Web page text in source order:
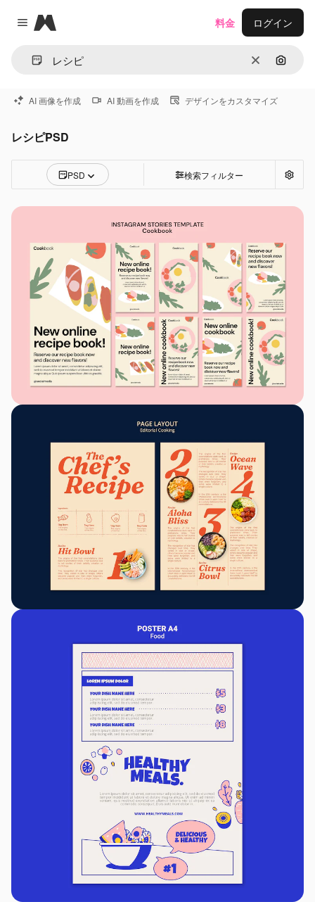
Close menu
Magnific
消去 画像で
料金 ログイン
AI 画像を作成 AI 動画を作成 デザインをカスタマイズ
レシピPSD
PSD 検索フィルター